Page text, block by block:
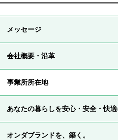
メッセージ
会社概要・沿革
事業所所在地
あなたの暮らしを安心・安全・快適
オンダブランドを、築く。